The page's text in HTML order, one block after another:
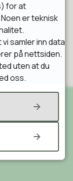
for at
er teknisk
samler inn data
på nettsiden.
uten at du
oss.